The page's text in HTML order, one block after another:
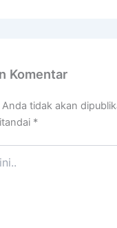
Komentar
Anda tidak akan
*